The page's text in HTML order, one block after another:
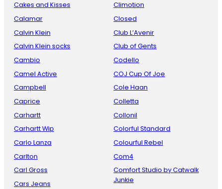
Cakes and Kisses
Calamar
Calvin Klein
Calvin Klein socks
Cambio
Camel Active
Campbell
Caprice
Carhartt
Carhartt Wip
Carlo Lanza
Carlton
Carl Gross
Cars Jeans
Climotion
Closed
Club L’Avenir
Club of Gents
Codello
COJ Cup Of Joe
Cole Haan
Colletta
Collonil
Colorful Standard
Colourful Rebel
Com4
Comfort Studio by Catwalk
Junkie